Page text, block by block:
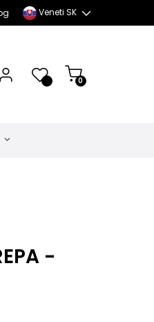
Veneti SK
0
-